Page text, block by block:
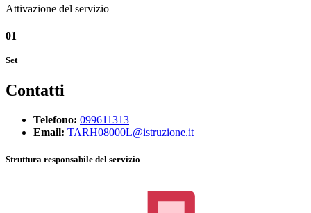
Attivazione del servizio
01
Set
Contatti
Telefono: 099611313
Email: TARH08000L@istruzione.it
Struttura responsabile del servizio